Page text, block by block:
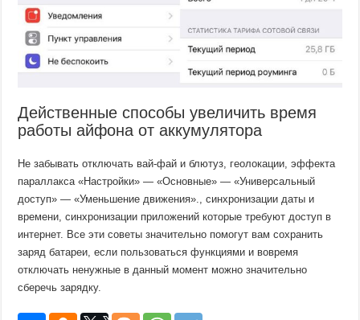
Действенные способы увеличить время
работы айфона от аккумулятора
Не забывать отключать вай-фай и блютуз, геолокации, эффекта
параллакса «Настройки» — «Основные» — «Универсальный
доступ» — «Уменьшение движения»., синхронизации даты и
времени, синхронизации приложений которые требуют доступ в
интернет. Все эти советы значительно помогут вам сохранить
заряд батареи, если пользоваться функциями и вовремя
отключать ненужные в данный момент можно значительно
сберечь зарядку.